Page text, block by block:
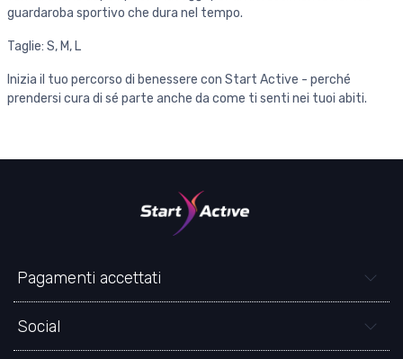
guardaroba sportivo che dura nel tempo.
Taglie: S, M, L
Inizia il tuo percorso di benessere con Start Active - perché
prendersi cura di sé parte anche da come ti senti nei tuoi abiti.
Pagamenti accettati
Social